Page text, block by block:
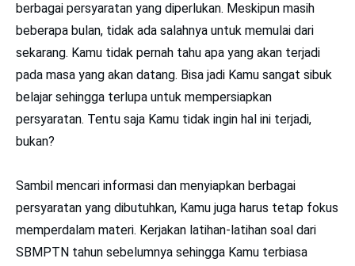
berbagai persyaratan yang diperlukan. Meskipun masih
beberapa bulan, tidak ada salahnya untuk memulai dari
sekarang. Kamu tidak pernah tahu apa yang akan terjadi
pada masa yang akan datang. Bisa jadi Kamu sangat sibuk
belajar sehingga terlupa untuk mempersiapkan
persyaratan. Tentu saja Kamu tidak ingin hal ini terjadi,
bukan?
Sambil mencari informasi dan menyiapkan berbagai
persyaratan yang dibutuhkan, Kamu juga harus tetap fokus
memperdalam materi. Kerjakan latihan-latihan soal dari
SBMPTN tahun sebelumnya sehingga Kamu terbiasa